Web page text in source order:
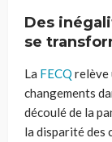
Des
se
La FECQ relève
changements
découlé de la
la disparité des